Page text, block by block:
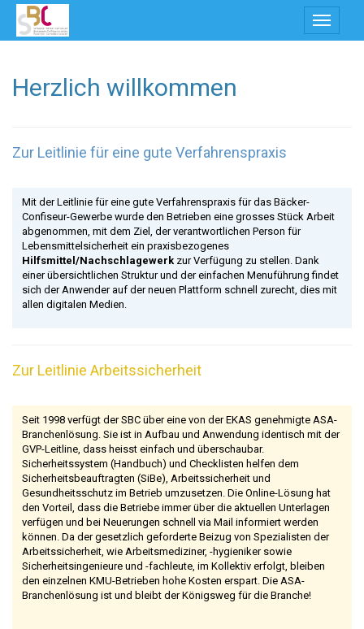
Toggle
Herzlich willkommen
Zur Leitlinie für eine gute Verfahrenspraxis
Mit der Leitlinie für eine gute Verfahrenspraxis für das Bäcker-
Confiseur-Gewerbe wurde den Betrieben eine grosses Stück Arbeit
abgenommen, mit dem Ziel, der verantwortlichen Person für
Lebensmittelsicherheit ein praxisbezogenes
Hilfsmittel/Nachschlagewerkzur Verfügung zu stellen. Dank
einer übersichtlichen Struktur und der einfachen Menuführung findet
sich der Anwender auf der neuen Plattform schnell zurecht, dies mit
allen digitalen Medien.
Zur Leitlinie Arbeitssicherheit
Seit 1998 verfügt der SBC über eine von der EKAS genehmigte ASA-
Branchenlösung. Sie ist in Aufbau und Anwendung identisch mit der
GVP-Leitline, dass heisst einfach und überschaubar.
Sicherheitssystem (Handbuch) und Checklisten helfen dem
Sicherheitsbeauftragten (SiBe), Arbeitssicherheit und
Gesundheitsschutz im Betrieb umzusetzen. Die Online-Lösung hat
den Vorteil, dass die Betriebe immer über die aktuellen Unterlagen
verfügen und bei Neuerungen schnell via Mail informiert werden
können. Da der gesetzlich geforderte Beizug von Spezialisten der
Arbeitssicherheit, wie Arbeitsmediziner, -hygieniker sowie
Sicherheitsingenieure und -fachleute, im Kollektiv erfolgt, bleiben
den einzelnen KMU-Betrieben hohe Kosten erspart. Die ASA-
Branchenlösung ist und bleibt der Königsweg für die Branche!